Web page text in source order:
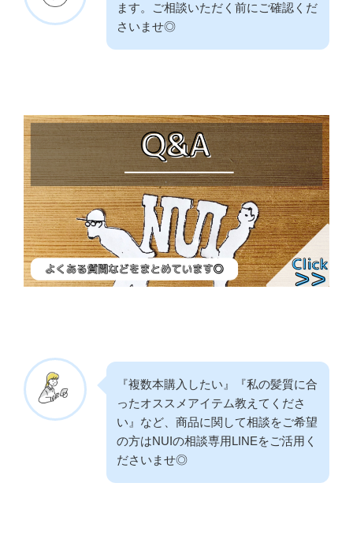
ます。ご相談いただく前にご確認くだ
さいませ◎
『複数本購入したい』『私の髪質に合
ったオススメアイテム教えてくださ
い』など、商品に関して相談をご希望
の方はNUIの相談専用LINEをご活用く
ださいませ◎